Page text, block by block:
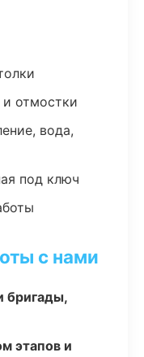
отмостки
вода,
под ключ
с нами
бригады,
этапов и